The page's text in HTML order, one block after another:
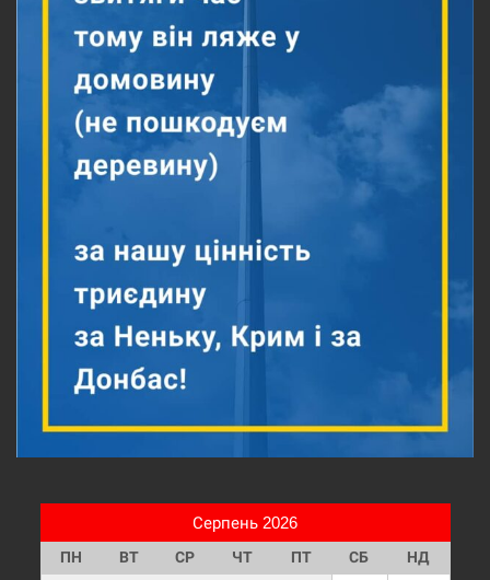
Серпень 2026
ПН ВТ СР ЧТ ПТ СБ НД